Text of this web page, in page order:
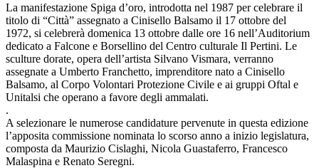
La manifestazione Spiga d’oro, introdotta nel 1987 per celebrare il
titolo di “Città” assegnato a Cinisello Balsamo il 17 ottobre del
1972, si celebrerà domenica 13 ottobre dalle ore 16 nell’Auditorium
dedicato a Falcone e Borsellino del Centro culturale Il Pertini. Le
sculture dorate, opera dell’artista Silvano Vismara, verranno
assegnate a Umberto Franchetto, imprenditore nato a Cinisello
Balsamo, al Corpo Volontari Protezione Civile e ai gruppi Oftal e
Unitalsi che operano a favore degli ammalati.
.
A selezionare le numerose candidature pervenute in questa edizione
l’apposita commissione nominata lo scorso anno a inizio legislatura,
composta da Maurizio Cislaghi, Nicola Guastaferro, Francesco
Malaspina e Renato Seregni.